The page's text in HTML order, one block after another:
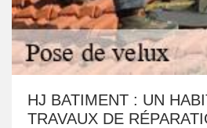
HJ BATIMENT : UN
TRAVAUX DE